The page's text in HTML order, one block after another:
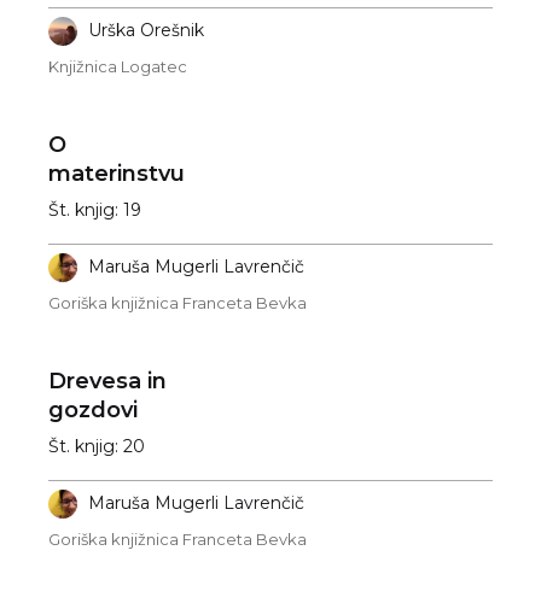
Urška Orešnik
Knjižnica Logatec
O
materinstvu
Št. knjig: 19
Maruša Mugerli Lavrenčič
Goriška knjižnica Franceta Bevka
Drevesa in
gozdovi
Št. knjig: 20
Maruša Mugerli Lavrenčič
Goriška knjižnica Franceta Bevka